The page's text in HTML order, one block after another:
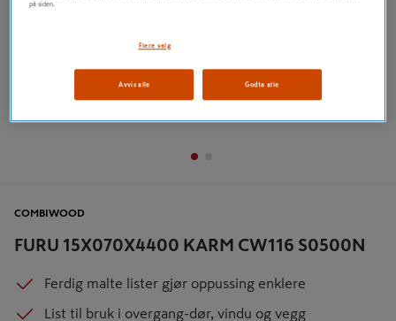
FURU 15X070X4400 KARM CW116 S0500N
COMBIWOOD
Ferdig malte lister gjør oppussing enklere
List til bruk i overgang-dør, vindu og vegg
på siden.
Flere valg
Avvis alle Godta alle